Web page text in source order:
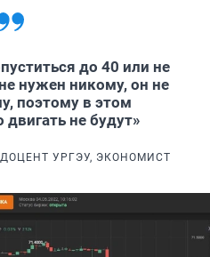
до 40 или не
нужен никому, он не
поэтому в этом
двигать не будут»
УРГЭУ, ЭКОНОМИСТ